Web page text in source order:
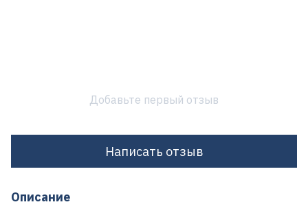
Добавьте первый отзыв
Написать отзыв
Описание